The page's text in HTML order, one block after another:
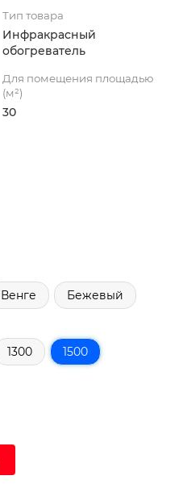
Тип товара
Инфракрасный
обогреватель
Для помещения площадью
(м²)
30
Венге Бежевый
1300 1500